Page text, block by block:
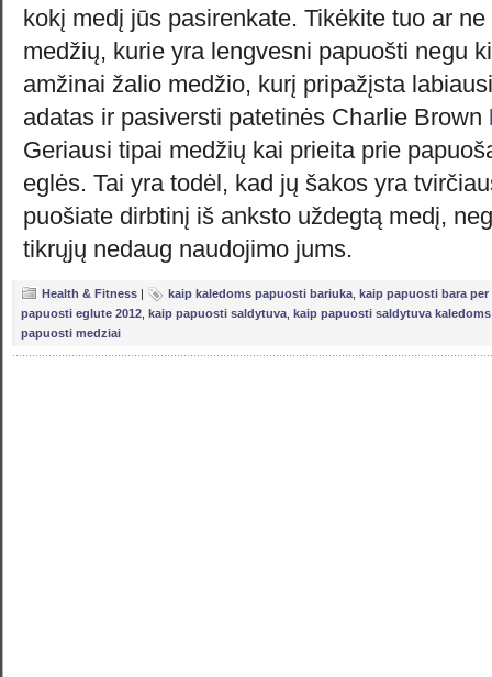
kokį medį jūs pasirenkate. Tikėkite tuo ar
medžių, kurie yra lengvesni papuošti negu
amžinai žalio medžio, kurį pripažįsta
adatas ir pasiversti patetinės Charlie Brown
Geriausi tipai medžių kai prieita prie
eglės. Tai yra todėl, kad jų šakos yra
puošiate dirbtinį iš anksto uždegtą medį,
tikrųjų nedaug naudojimo jums.
Health & Fitness | kaip kaledoms papuosti bariuka kaip papuosti bara per
papuosti eglute 2012 kaip papuosti saldytuva kaip papuosti saldytuva kaledoms
papuosti medziai